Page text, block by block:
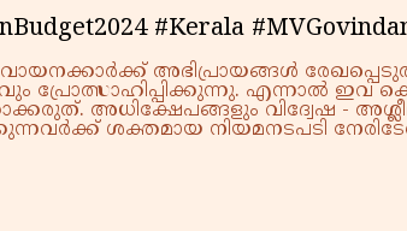
#Kerala
അഭിപ്രായങ്ങൾ
പ്രോത്സാഹിപ്പിക്കുന്നു. എന്നാൽ ഇവ
അധിക്ഷേപങ്ങളും വിദ്വേഷ -
ശക്തമായ നിയമനടപടി